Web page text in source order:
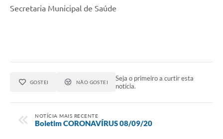
Secretaria Municipal de Saúde
GOSTEI NÃO GOSTEI
Seja o primeiro a curtir esta
notícia.
NOTÍCIA MAIS RECENTE
Boletim CORONAVÍRUS 08/09/20